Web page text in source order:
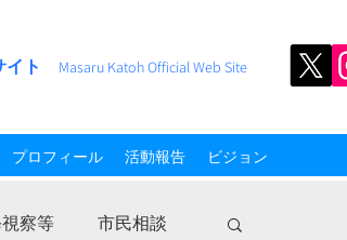
ト Masaru KatohOfficial Web Site
プロフィール 活動報告 ビジョン
察等 市民相談